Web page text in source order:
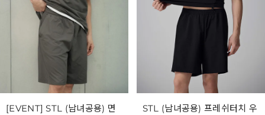
[EVENT] STL (남녀공용) 면
STL (남녀공용) 프레쉬터치 우